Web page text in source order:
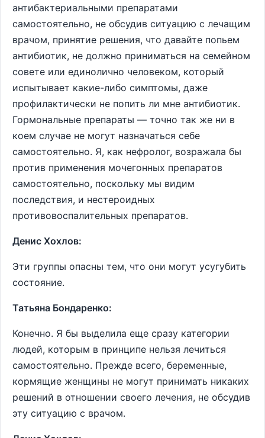
антибактериальными препаратами
самостоятельно, не обсудив ситуацию с лечащим
врачом, принятие решения, что давайте попьем
антибиотик, не должно приниматься на семейном
совете или единолично человеком, который
испытывает какие-либо симптомы, даже
профилактически не попить ли мне антибиотик.
Гормональные препараты — точно так же ни в
коем случае не могут назначаться себе
самостоятельно. Я, как нефролог, возражала бы
против применения мочегонных препаратов
самостоятельно, поскольку мы видим
последствия, и нестероидных
противовоспалительных препаратов.
Денис Хохлов:
Эти группы опасны тем, что они могут усугубить
состояние.
Татьяна Бондаренко:
Конечно. Я бы выделила еще сразу категории
людей, которым в принципе нельзя лечиться
самостоятельно. Прежде всего, беременные,
кормящие женщины не могут принимать никаких
решений в отношении своего лечения, не обсудив
эту ситуацию с врачом.